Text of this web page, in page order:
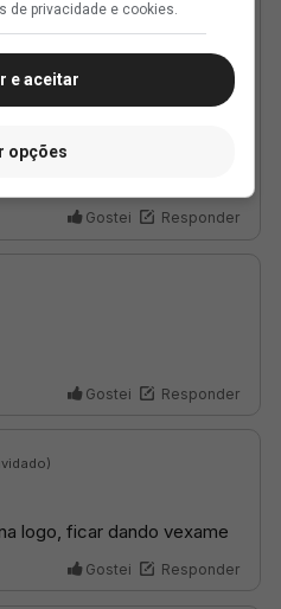
de privacidade e cookies.
e aceitar
opções